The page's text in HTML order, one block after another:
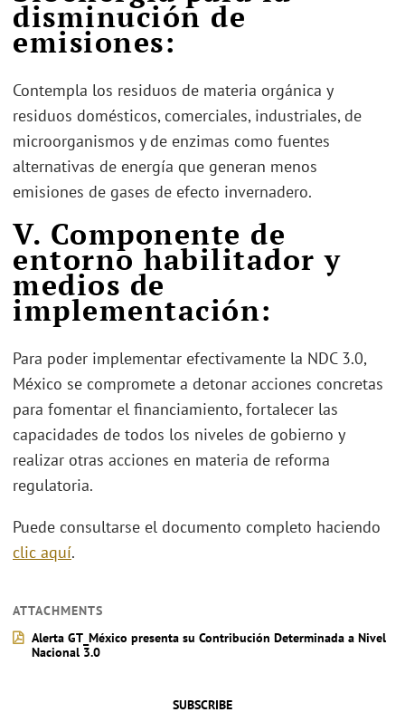
SUBSCRIBE
disminución de
emisiones:
Contempla los residuos de materia orgánica y
residuos domésticos, comerciales, industriales, de
microorganismos y de enzimas como fuentes
alternativas de energía que generan menos
emisiones de gases de efecto invernadero.
V. Componente de
entorno habilitador y
medios de
implementación:
Para poder implementar efectivamente la NDC 3.0,
México se compromete a detonar acciones concretas
para fomentar el financiamiento, fortalecer las
capacidades de todos los niveles de gobierno y
realizar otras acciones en materia de reforma
regulatoria.
Puede consultarse el documento completo haciendo
clic aquí.
ATTACHMENTS
Alerta GT_México presenta su Contribución Determinada a Nivel
Nacional 3.0